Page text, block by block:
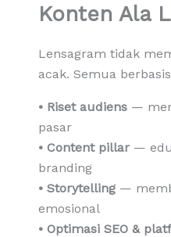
Konten Ala
Lensagram tidak
acak. Semua
• Riset audiens—
pasar
• Content pillar—
branding
• Storytelling—
emosional
• Optimasi SEO &